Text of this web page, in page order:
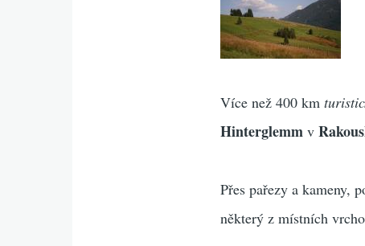
Více než 400 km
Hinterglemm v
Přes pařezy a kameny,
některý z místních